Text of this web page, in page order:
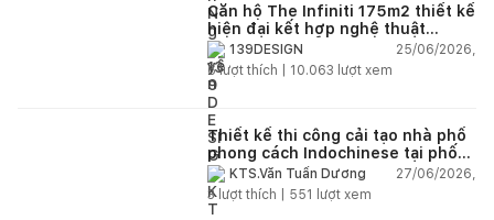
Căn hộ The Infiniti 175m2 thiết kế
hiện đại kết hợp nghệ thuật
Modern Art đầy cảm xúc
139DESIGN
25/06/2026,
6lượt thích | 10.063 lượt xem
Thiết kế thi công cải tạo nhà phố
phong cách Indochinese tại phố
Hoàng Ngân
KTS.Văn Tuấn Dương
27/06/2026,
3lượt thích | 551 lượt xem